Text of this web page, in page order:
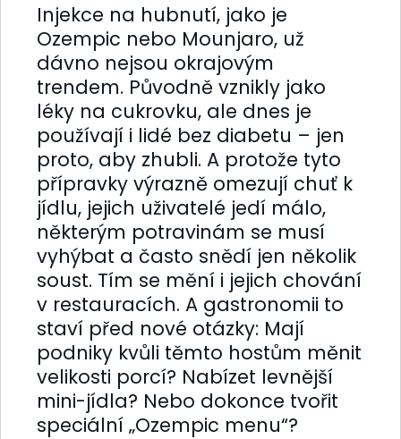
Injekce na hubnutí, jako je
Ozempic nebo Mounjaro, už
dávno nejsou okrajovým
trendem. Původně vznikly jako
léky na cukrovku, ale dnes je
používají i lidé bez diabetu – jen
proto, aby zhubli. A protože tyto
přípravky výrazně omezují chuť k
jídlu, jejich uživatelé jedí málo,
některým potravinám se musí
vyhýbat a často snědí jen několik
soust. Tím se mění i jejich chování
v restauracích. A gastronomii to
staví před nové otázky: Mají
podniky kvůli těmto hostům měnit
velikosti porcí? Nabízet levnější
mini-jídla? Nebo dokonce tvořit
speciální „Ozempic menu“?